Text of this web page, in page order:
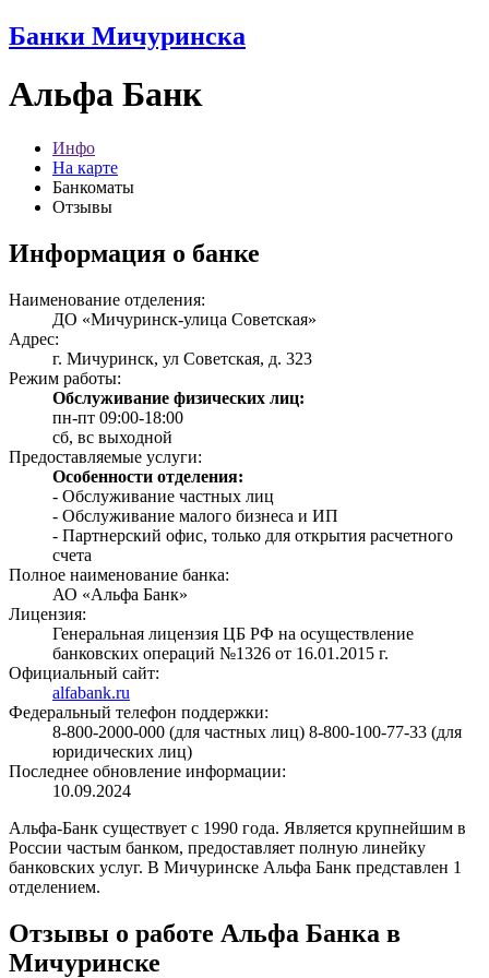
Банки Мичуринска
Альфа Банк
Инфо
На карте
Банкоматы
Отзывы
Информация о банке
Наименование отделения:
ДО «Мичуринск-улица Советская»
Адрес:
г. Мичуринск, ул Советская, д. 323
Режим работы:
Обслуживание физических лиц:
пн-пт 09:00-18:00
сб, вс выходной
Предоставляемые услуги:
Особенности отделения:
- Обслуживание частных лиц
- Обслуживание малого бизнеса и ИП
- Партнерский офис, только для открытия расчетного
счета
Полное наименование банка:
АО «Альфа Банк»
Лицензия:
Генеральная лицензия ЦБ РФ на осуществление
банковских операций №1326 от 16.01.2015 г.
Официальный сайт:
alfabank.ru
Федеральный телефон поддержки:
8-800-2000-000 (для частных лиц) 8-800-100-77-33 (для
юридических лиц)
Последнее обновление информации:
10.09.2024
Альфа-Банк существует с 1990 года. Является крупнейшим в
России частым банком, предоставляет полную линейку
банковских услуг. В Мичуринске Альфа Банк представлен 1
отделением.
Отзывы о работе Альфа Банка в
Мичуринске